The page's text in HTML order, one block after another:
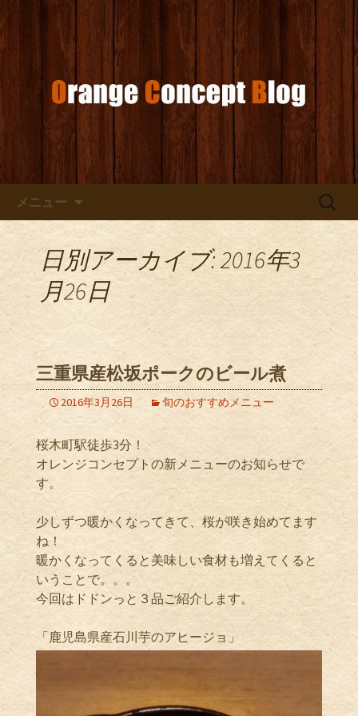
オレンジコンセプトブログ
お店からのお知らせ
メニュー
検
日別アーカイブ: 2016年3
月26日
三重県産松坂ポークのビール煮
2016年3月26日 旬のおすすめメニュー
桜木町駅徒歩3分！
オレンジコンセプトの新メニューのお知らせで
す。
少しずつ暖かくなってきて、桜が咲き始めてます
ね！
暖かくなってくると美味しい食材も増えてくると
いうことで。。。
今回はドドンっと３品ご紹介します。
「鹿児島県産石川芋のアヒージョ」